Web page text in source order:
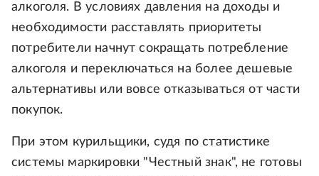
алкоголя. В условиях давления на доходы и
необходимости расставлять приоритеты
потребители начнут сокращать потребление
алкоголя и переключаться на более дешевые
альтернативы или вовсе отказываться от части
покупок.
При этом курильщики, судя по статистике
системы маркировки "Честный знак", не готовы